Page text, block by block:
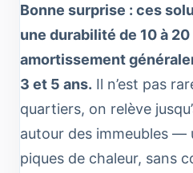
Bonne surprise : ces
une durabilité de 10 à 20
amortissement
3 et 5 ans. Il n’est pas
quartiers, on relève
autour des immeubles —
piques de chaleur, sans